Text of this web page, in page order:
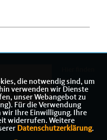
Sie
die notwendig sind, um
verwenden wir Dienste
unser Webangebot zu
Für die Verwendung
Ihre Einwilligung. Ihre
widerrufen. Weitere
Datenschutzerklärung.